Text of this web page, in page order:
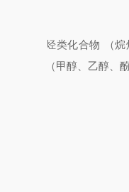
烃类化合物
（
（甲醇、乙醇、